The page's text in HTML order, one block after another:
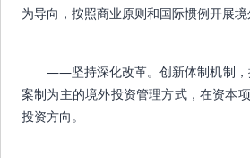
为导向，按照商业原则和国际惯例开展
——坚持深化改革。创新体制机制，
案制为主的境外投资管理方式，在资本
投资方向。